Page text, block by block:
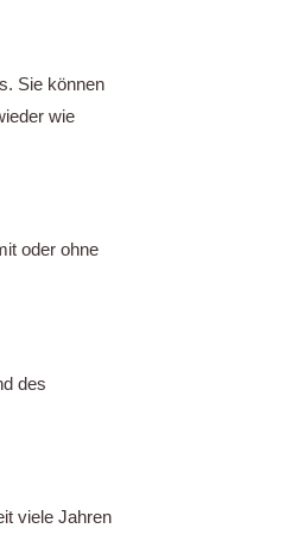
Sie können
wie
oder ohne
des
viele Jahren